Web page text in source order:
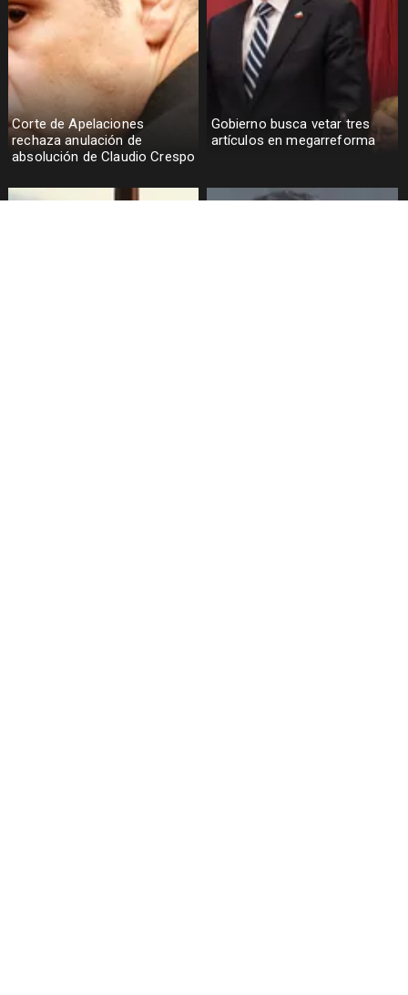
Corte de Apelaciones
rechaza anulación de
absolución de Claudio Crespo
Gobierno busca vetar tres
artículos en megarreforma